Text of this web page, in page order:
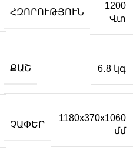
ՀԶՈՐՈՒԹՅՈՒՆ
1200
Վտ
ՔԱՇ 6․8 կգ
ՉԱՓԵՐ
1180x370x1060
մմ